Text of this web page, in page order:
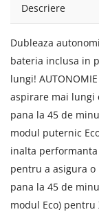
Descriere
Dubleaza
bateria inclusa in
lungi!
aspirare mai lungi
pana la 45 de
modul puternic
inalta performanta
pentru a asigura
pana la 45 de
modul Eco) pentru